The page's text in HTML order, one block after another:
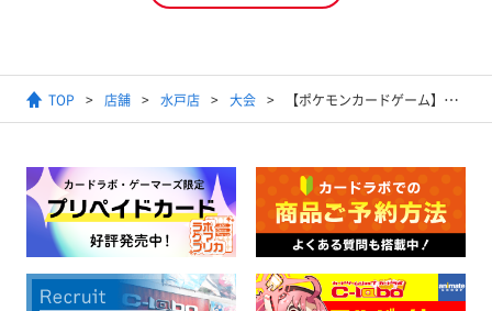
TOP 店舗 水戸店 大会 【ポケモンカードゲーム】ジムバトル